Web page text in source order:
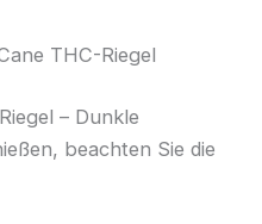
THC-Riegel
– Dunkle
beachten Sie die